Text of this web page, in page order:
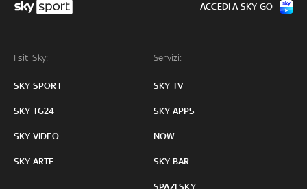
I siti Sky:
SKY SPORT
SKY TG24
SKY VIDEO
SKY ARTE
Servizi:
SKY TV
SKY APPS
NOW
SKY BAR
SPAZI SKY
ACCEDI A SKY GO